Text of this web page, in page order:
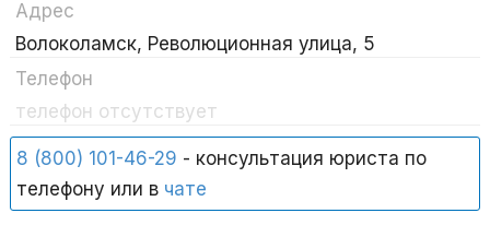
Адрес
Волоколамск, Революционная улица, 5
Телефон
телефон отсутствует
8 (800) 101-46-29 - консультация юриста по
телефону или в чате